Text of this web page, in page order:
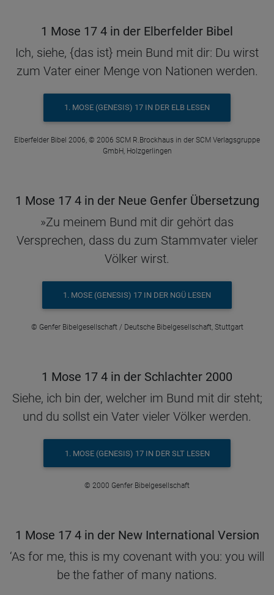
1 Mose 17 4 in der Elberfelder Bibel
Ich, siehe, {das ist} mein Bund mit dir: Du wirst
zum Vater einer Menge von Nationen werden.
1. MOSE (GENESIS) 17 IN DER ELB LESEN
Elberfelder Bibel 2006, © 2006 SCM R.Brockhaus in der SCM Verlagsgruppe
GmbH, Holzgerlingen
1 Mose 17 4 in der Neue Genfer Übersetzung
»Zu meinem Bund mit dir gehört das
Versprechen, dass du zum Stammvater vieler
Völker wirst.
1. MOSE (GENESIS) 17 IN DER NGÜ LESEN
© Genfer Bibelgesellschaft / Deutsche Bibelgesellschaft, Stuttgart
1 Mose 17 4 in der Schlachter 2000
Siehe, ich bin der, welcher im Bund mit dir steht;
und du sollst ein Vater vieler Völker werden.
1. MOSE (GENESIS) 17 IN DER SLT LESEN
© 2000 Genfer Bibelgesellschaft
1 Mose 17 4 in der New International Version
‘As for me, this is my covenant with you: you will
be the father of many nations.